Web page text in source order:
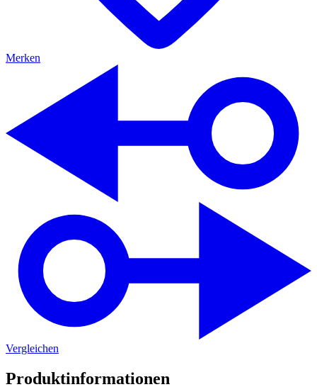
Merken
Vergleichen
Produktinformationen